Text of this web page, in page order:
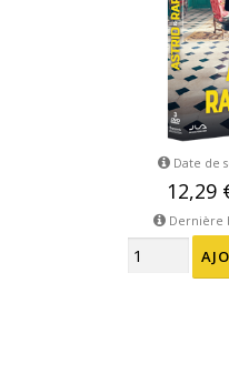
Date de
12,29
Dernière